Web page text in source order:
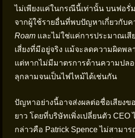
ไม่เพียงแค่ในกรณีนี้เท่านั้น บนฟอรั่
จากผู้ใช้รายอื่นที่พบปัญหาเกี่ยวกับ
Roam และไม่ใช่แค่การประมาณเสี
เสี่ยงที่มีอยู่จริง แม้จะลดความผิดพ
แต่หากไม่มีมาตรการด้านความปล
ลุกลามจนเป็นไฟไหม้ได้เช่นกัน
ปัญหาอย่างนี้อาจส่งผลต่อชื่อเสียงข
ยาว โดยที่บริษัทเพิ่งเปลี่ยนตัว CEO
กล่าวคือ Patrick Spence ไม่สามา